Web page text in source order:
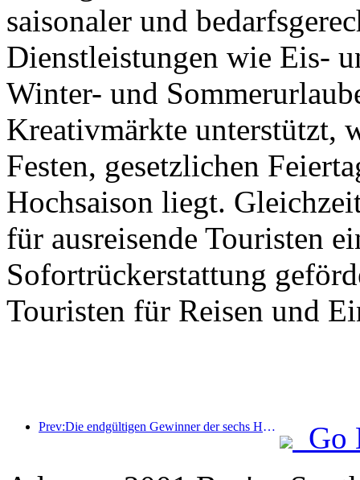
saisonaler und
Dienstleistungen wie Eis-
Winter- und
Kreativmärkte unterstützt,
Festen, gesetzlichen
Hochsaison liegt.
für ausreisende Touristen
Sofortrückerstattung
Touristen für Reisen und
Prev:Die endgültigen Gewinner der sechs Hauptpreise wurden bekanntgegeben, über hundert Hotels und Unternehmen erhalten jährlich Auszeichnungen!
Go